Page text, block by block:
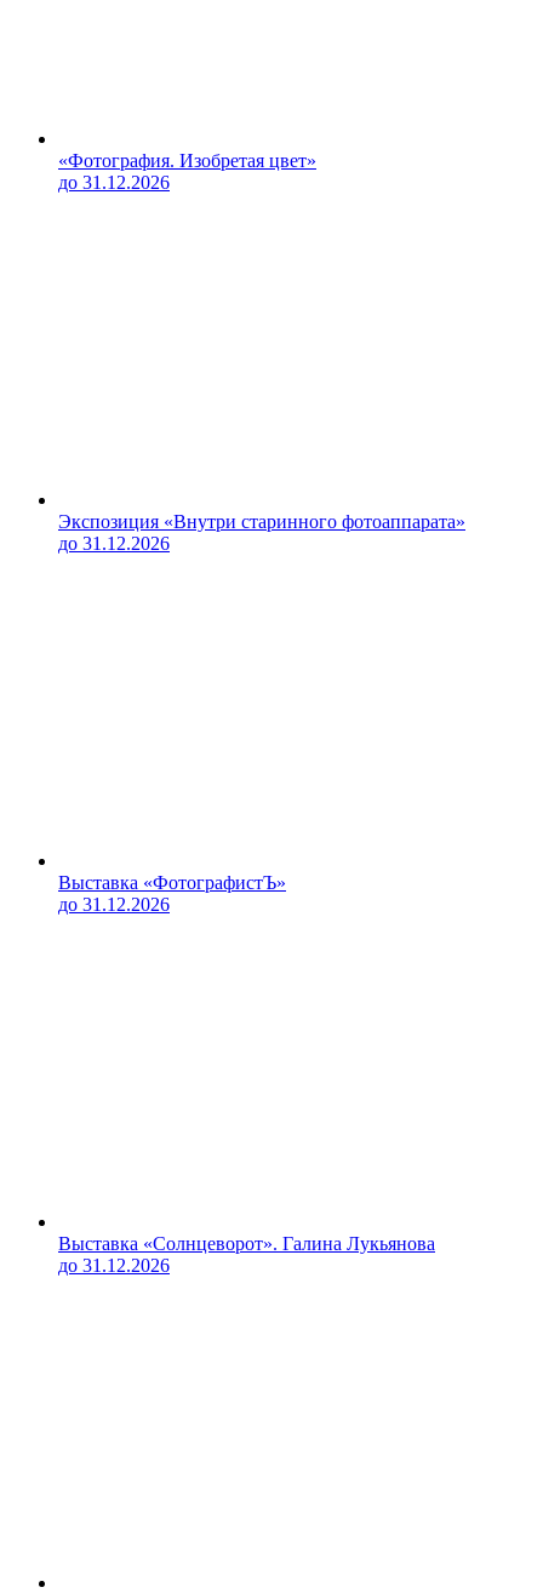
«Фотография. Изобретая цвет»
до 31.12.2026
Экспозиция «Внутри старинного фотоаппарата»
до 31.12.2026
Выставка «ФотографистЪ»
до 31.12.2026
Выставка «Солнцеворот». Галина Лукьянова
до 31.12.2026